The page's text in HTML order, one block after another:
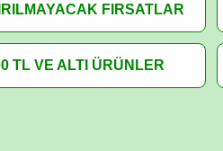
FIRSATLAR
TL VE ALTI ÜRÜNLER